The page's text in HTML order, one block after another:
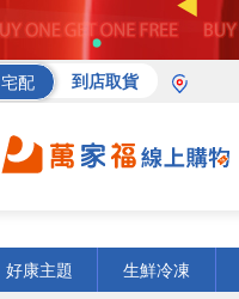
宅配 到店取貨
好康主題
生鮮冷凍